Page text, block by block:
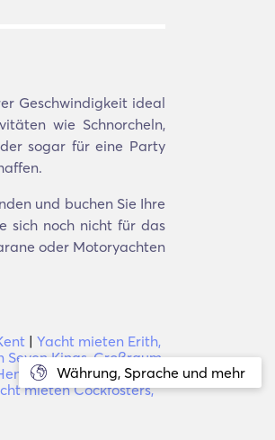
Währung, Sprache und mehr
Geschwindigkeit ideal
wie Schnorcheln,
sogar für eine Party
und buchen Sie Ihre
sich noch nicht für das
oder Motoryachten
| Yacht mieten Erith,
Seven Kings, Großraum
Großraum
mieten Cockfosters,